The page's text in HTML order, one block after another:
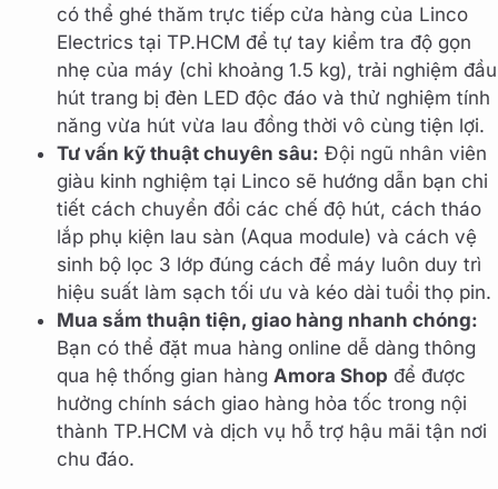
có thể ghé thăm trực tiếp cửa hàng của Linco
Electrics tại TP.HCM để tự tay kiểm tra độ gọn
nhẹ của máy (chỉ khoảng 1.5 kg), trải nghiệm đầu
hút trang bị đèn LED độc đáo và thử nghiệm tính
năng vừa hút vừa lau đồng thời vô cùng tiện lợi.
Tư vấn kỹ thuật chuyên sâu: Đội ngũ nhân viên
giàu kinh nghiệm tại Linco sẽ hướng dẫn bạn chi
tiết cách chuyển đổi các chế độ hút, cách tháo
lắp phụ kiện lau sàn (Aqua module) và cách vệ
sinh bộ lọc 3 lớp đúng cách để máy luôn duy trì
hiệu suất làm sạch tối ưu và kéo dài tuổi thọ pin.
Mua sắm thuận tiện, giao hàng nhanh chóng:
Bạn có thể đặt mua hàng online dễ dàng thông
qua hệ thống gian hàng Amora Shop để được
hưởng chính sách giao hàng hỏa tốc trong nội
thành TP.HCM và dịch vụ hỗ trợ hậu mãi tận nơi
chu đáo.